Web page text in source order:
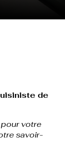
de
votre
savoir-